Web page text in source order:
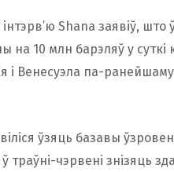
Shana заявіў, што
на ​​10 млн барэляў у суткі
і Венесуэла па-
ўзяць базавы
траўні-чэрвені знізяць